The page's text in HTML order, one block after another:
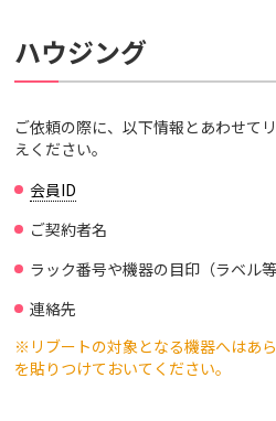
ハウジング
ご依頼の際に、以下情報とあわせて
えください。
会員ID
ご契約者名
ラック番号や機器の目印（ラベル等
連絡先
※リブートの対象となる機器へはあ
を貼りつけておいてください。